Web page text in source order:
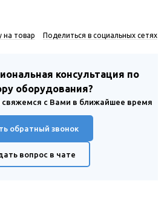
на товар Поделиться в социальных сетях
консультация по
оборудования?
свяжемся с Вами в ближайшее время
обратный звонок
вопрос в чате